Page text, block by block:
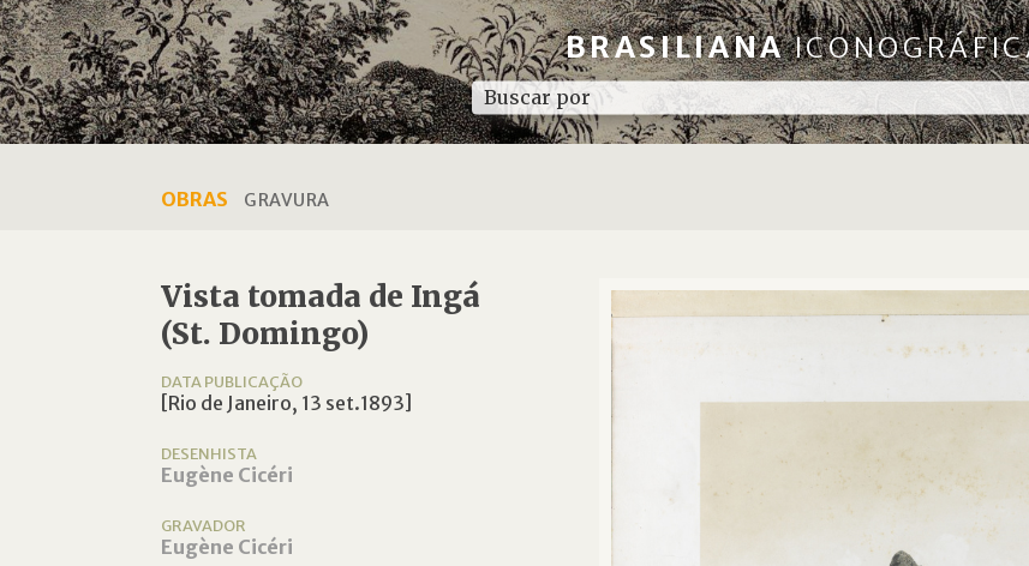
BRASILIANA
OBRAS GRAVURA
Vista tomada de Ingá
(St. Domingo)
DATA PUBLICAÇÃO
[Rio de Janeiro, 13 set.1893]
DESENHISTA
Eugène Cicéri
GRAVADOR
Eugène Cicéri